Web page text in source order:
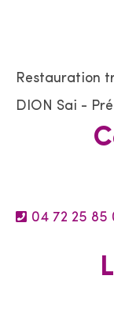
Restauration
DION Sai -
04 72 25 85